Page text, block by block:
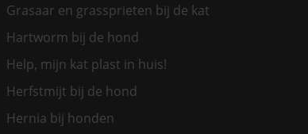
Grasaar en grassprieten bij de kat
Hartworm bij de hond
Help, mijn kat plast in huis!
Herfstmijt bij de hond
Hernia bij honden